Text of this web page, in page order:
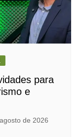
para
e
de 2026